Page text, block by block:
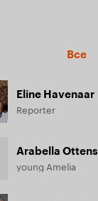
Все
Eline Havenaar
Reporter
Arabella Ottens
young Amelia